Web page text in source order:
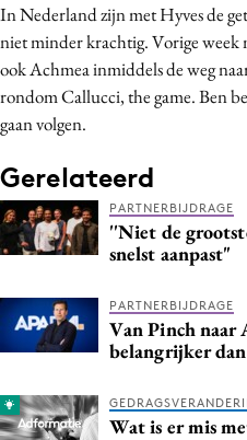
Martech
Media
Merkstrategie
Purpose Marketing
Reputatie & crisis
In Nederland zijn met Hyves de
niet minder krachtig. Vorige week
ook Achmea inmiddels de weg
rondom Callucci, the game. Ben
gaan volgen.
Gerelateerd
PARTNERBIJDRAGE
''Niet de
snelst aanpast"
PARTNERBIJDRAGE
Van Pinch naar
belangrijker
Wat is er mis